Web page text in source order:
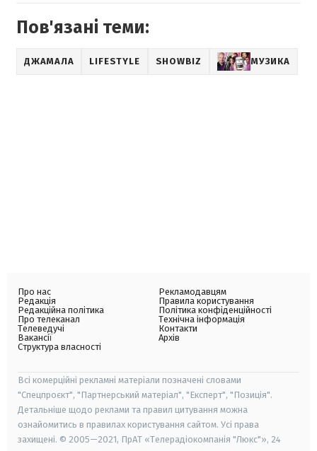
Пов'язані теми:
ДЖАМАЛА LIFESTYLE SHOWBIZ МУЗИКА
Про нас
Редакція
Редакційна політика
Про телеканал
Телеведучі
Вакансії
Структура власності
Рекламодавцям
Правила користування
Політика конфіденційності
Технічна інформація
Контакти
Архів
Всі комерційні рекламні матеріали позначені словами
"Спецпроєкт", "Партнерський матеріал", "Експерт", "Позиція".
Детальніше щодо реклами та правил цитування можна
ознайомитись в правилах користування сайтом. Усі права
захищені. © 2005—2021, ПрАТ «Телерадіокомпанія "Люкс"», 24